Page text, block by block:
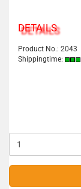
DETAILS
Product No.: 2043
Shippingtime: